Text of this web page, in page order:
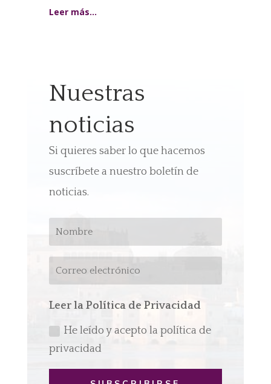
Leer más…
Nuestras
noticias
Si quieres saber lo que hacemos
suscríbete a nuestro boletín de
noticias.
Leer la Política de Privacidad
He leído y acepto la política de
privacidad